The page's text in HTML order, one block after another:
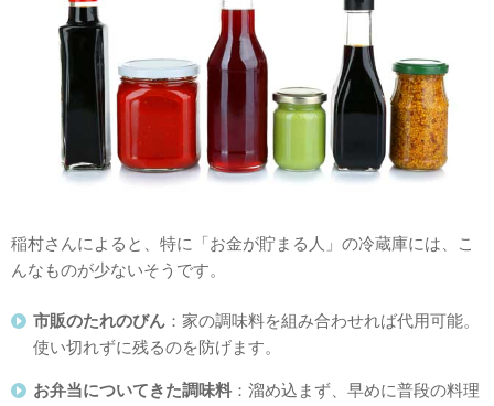
稲村さんによると、特に「お金が貯まる人」の冷蔵庫には、こ
んなものが少ないそうです。
市販のたれのびん ：家の調味料を組み合わせれば代用可能。
使い切れずに残るのを防げます。
お弁当についてきた調味料 ：溜め込まず、早めに普段の料理